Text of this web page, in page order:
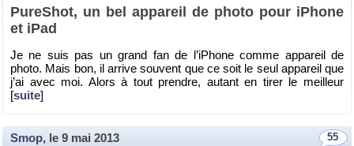
Pu­re­Shot, un bel ap­pa­reil de photo pour iPhone
et iPad
Je ne suis pas un grand fan de l’iPhone comme ap­pa­reil de
photo. Mais bon, il ar­rive sou­vent que ce soit le seul ap­pa­reil que
j’ai avec moi. Alors à tout prendre, au­tant en tirer le meilleur
[suite]
55
Smop, le 9 mai 2013